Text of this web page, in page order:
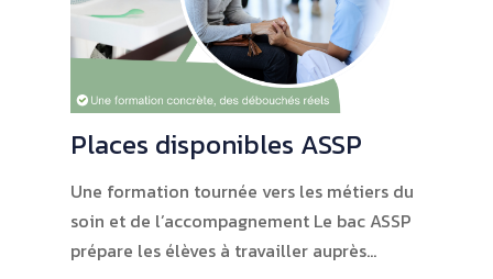
Places disponibles ASSP
Une formation tournée vers les métiers du
soin et de l’accompagnement Le bac ASSP
prépare les élèves à travailler auprès…